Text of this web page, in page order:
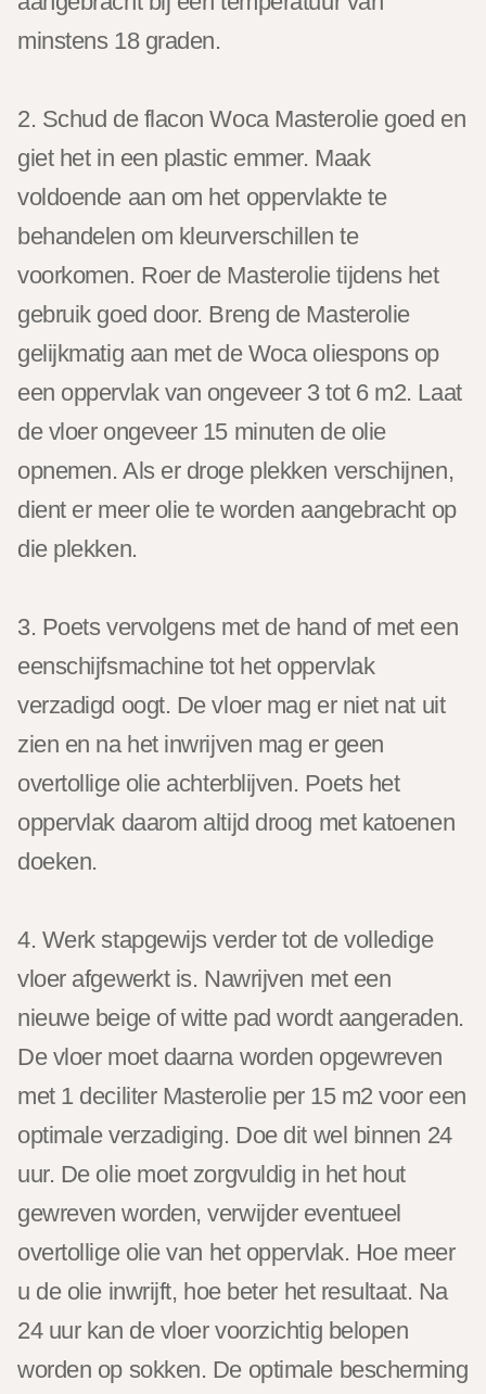
minstens 18 graden.
2. Schud de flacon Woca Masterolie goed en
giet het in een plastic emmer. Maak
voldoende aan om het oppervlakte te
behandelen om kleurverschillen te
voorkomen. Roer de Masterolie tijdens het
gebruik goed door. Breng de Masterolie
gelijkmatig aan met de Woca oliespons op
een oppervlak van ongeveer 3 tot 6 m2. Laat
de vloer ongeveer 15 minuten de olie
opnemen. Als er droge plekken verschijnen,
dient er meer olie te worden aangebracht op
die plekken.
3. Poets vervolgens met de hand of met een
eenschijfsmachine tot het oppervlak
verzadigd oogt. De vloer mag er niet nat uit
zien en na het inwrijven mag er geen
overtollige olie achterblijven. Poets het
oppervlak daarom altijd droog met katoenen
doeken.
4. Werk stapgewijs verder tot de volledige
vloer afgewerkt is. Nawrijven met een
nieuwe beige of witte pad wordt aangeraden.
De vloer moet daarna worden opgewreven
met 1 deciliter Masterolie per 15 m2 voor een
optimale verzadiging. Doe dit wel binnen 24
uur. De olie moet zorgvuldig in het hout
gewreven worden, verwijder eventueel
overtollige olie van het oppervlak. Hoe meer
u de olie inwrijft, hoe beter het resultaat. Na
24 uur kan de vloer voorzichtig belopen
worden op sokken. De optimale bescherming